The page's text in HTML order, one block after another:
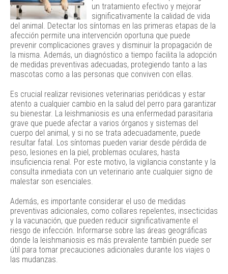
un tratamiento efectivo y mejorar
significativamente la calidad de vida
del animal. Detectar los síntomas en las primeras etapas de la
afección permite una intervención oportuna que puede
prevenir complicaciones graves y disminuir la propagación de
la misma. Además, un diagnóstico a tiempo facilita la adopción
de medidas preventivas adecuadas, protegiendo tanto a las
mascotas como a las personas que conviven con ellas.
Es crucial realizar revisiones veterinarias periódicas y estar
atento a cualquier cambio en la salud del perro para garantizar
su bienestar. La leishmaniosis es una enfermedad parasitaria
grave que puede afectar a varios órganos y sistemas del
cuerpo del animal, y si no se trata adecuadamente, puede
resultar fatal. Los síntomas pueden variar desde pérdida de
peso, lesiones en la piel, problemas oculares, hasta
insuficiencia renal. Por este motivo, la vigilancia constante y la
consulta inmediata con un veterinario ante cualquier signo de
malestar son esenciales.
Además, es importante considerar el uso de medidas
preventivas adicionales, como collares repelentes, insecticidas
y la vacunación, que pueden reducir significativamente el
riesgo de infección. Informarse sobre las áreas geográficas
donde la leishmaniosis es más prevalente también puede ser
útil para tomar precauciones adicionales durante los viajes o
las mudanzas.